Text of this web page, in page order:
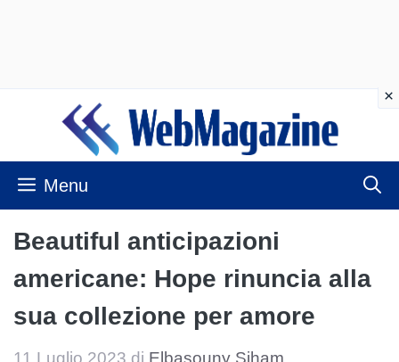
contenuto
Menu
Beautiful anticipazioni
americane: Hope rinuncia alla
sua collezione per amore